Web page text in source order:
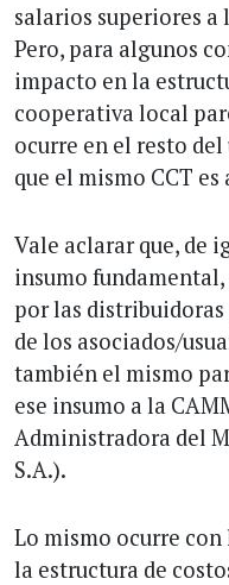
salarios superiores
Pero, para algunos
impacto en la
cooperativa local
ocurre en el resto
que el mismo CCT
Vale aclarar que, de
insumo
por las
de los asociados/
también el mismo
ese insumo a la
Administradora del
S.A.).
Lo mismo ocurre con
la estructura de